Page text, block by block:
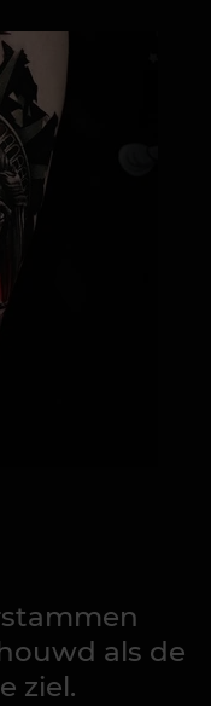
als de
ziel.